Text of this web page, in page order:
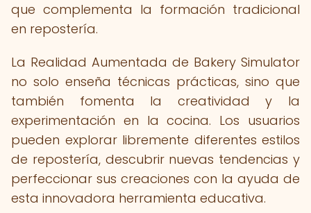
que complementa la formación tradicional
en repostería.
La Realidad Aumentada de Bakery Simulator
no solo enseña técnicas prácticas, sino que
también fomenta la creatividad y la
experimentación en la cocina. Los usuarios
pueden explorar libremente diferentes estilos
de repostería, descubrir nuevas tendencias y
perfeccionar sus creaciones con la ayuda de
esta innovadora herramienta educativa.